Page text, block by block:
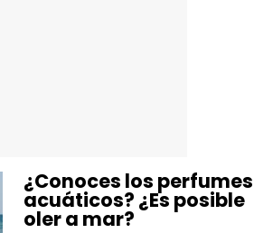
¿Conoces los perfumes
acuáticos? ¿Es posible
oler a mar?